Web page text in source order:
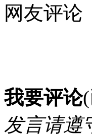
网友评论
我要评论
发言请遵